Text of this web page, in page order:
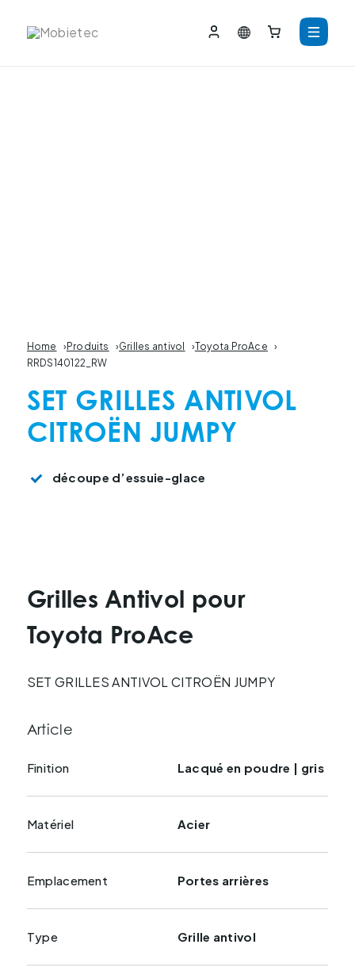
Home › Produits ›Grilles antivol ›Toyota ProAce ›
RRDS140122_RW
SET GRILLES ANTIVOL
CITROËN JUMPY
découpe d’essuie-glace
Grilles Antivol pour
Toyota ProAce
SET GRILLES ANTIVOL CITROËN JUMPY
Article
Finition Lacqué en poudre | gris
Matériel Acier
Emplacement Portes arrières
Type Grille antivol